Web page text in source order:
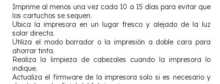
Imprime al menos una vez cada 10 a 15 días para evitar que
los cartuchos se sequen.
Ubica la impresora en un lugar fresco y alejado de la luz
solar directa.
Utiliza el modo borrador o la impresión a doble cara para
ahorrar tinta.
Realiza la limpieza de cabezales cuando la impresora lo
indique.
Actualiza el firmware de la impresora solo si es necesario y